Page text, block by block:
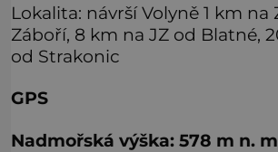
Lokalita: návrší Volyně 1 km na
Záboří, 8 km na JZ od Blatné,
od Strakonic
GPS
Nadmořská výška: 578 m n.